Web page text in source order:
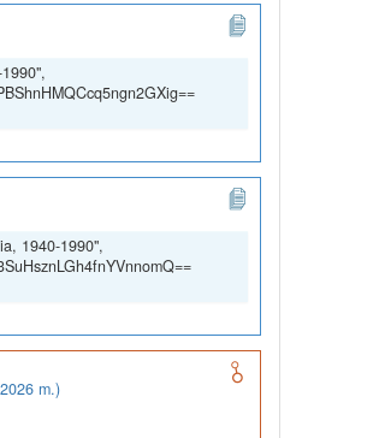
1940-1990",
m.)